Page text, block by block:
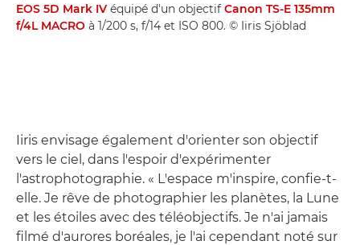
EOS 5D Mark IV équipé d'un objectif Canon TS-E 135mm
f/4L MACRO à 1/200 s, f/14 et ISO 800. © Iiris Sjöblad
Iiris envisage également d'orienter son objectif
vers le ciel, dans l'espoir d'expérimenter
l'astrophotographie. « L'espace m'inspire, confie-t-
elle. Je rêve de photographier les planètes, la Lune
et les étoiles avec des téléobjectifs. Je n'ai jamais
filmé d'aurores boréales, je l'ai cependant noté sur